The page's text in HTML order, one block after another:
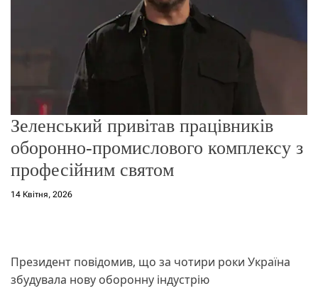
Зеленський привітав працівників
оборонно-промислового комплексу з
професійним святом
14 Квітня, 2026
Президент повідомив, що за чотири роки Україна
збудувала нову оборонну індустрію